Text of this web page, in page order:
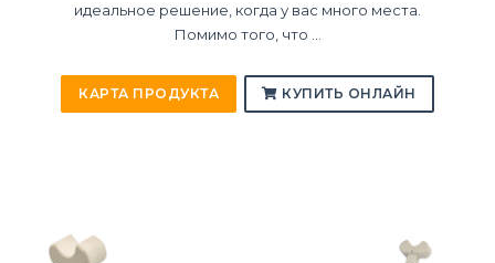
идеальное решение, когда у вас много места.
Помимо того, что ...
КАРТА ПРОДУКТА КУПИТЬ ОНЛАЙН